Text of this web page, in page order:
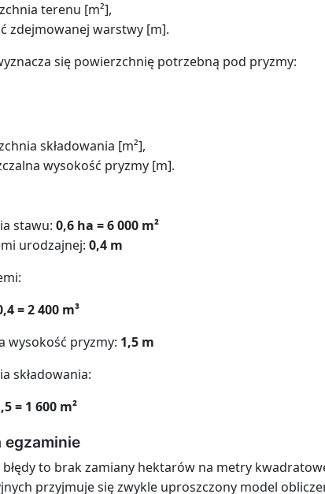
terenu [m²],
zdejmowanej warstwy [m].
się powierzchnię potrzebną pod pryzmy:
składowania [m²],
wysokość pryzmy [m].
stawu: 0,6 ha = 6 000 m²
urodzajnej: 0,4 m
= 2 400 m³
wysokość pryzmy: 1,5 m
składowania:
= 1 600 m²
egzaminie
błędy to brak zamiany hektarów na metry
przyjmuje się zwykle uproszczony model